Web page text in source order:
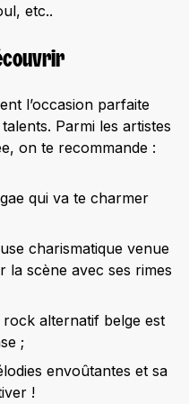
etc..
l’occasion parfaite
Parmi les artistes
on te recommande :
qui va te charmer
charismatique venue
la scène avec ses rimes
alternatif belge est
;
envoûtantes et sa
!